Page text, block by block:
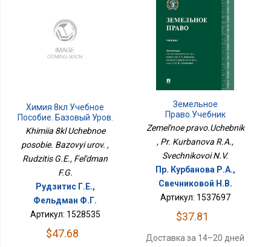
Химия 8кл Учебное
Пособие. Базовый Уров.
Khimiia 8kl Uchebnoe
posobie. Bazovyi urov. ,
Rudzitis G.E., Fel'dman
F.G.
Рудзитис Г.Е.,
Фельдман Ф.Г.
Артикул: 1528535
$47.68
Земельное
Право.Учебник
Zemel'noe pravo.Uchebnik
, Pr. Kurbanova R.A.,
Svechnikovoi N.V.
Пр. Курбанова Р.А.,
Свечниковой Н.В.
Артикул: 1537697
$37.81
Доставка за 14–20 дней